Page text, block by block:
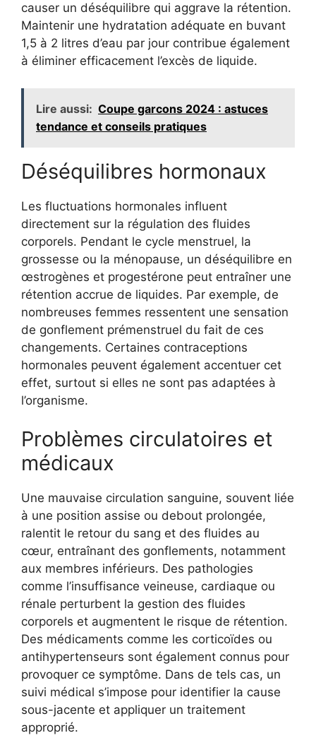
causer un déséquilibre qui aggrave la rétention.
Maintenir une hydratation adéquate en buvant
1,5 à 2 litres d’eau par jour contribue également
à éliminer efficacement l’excès de liquide.
Lire aussi: Coupe garcons 2024 : astuces
tendance et conseils pratiques
Déséquilibres hormonaux
Les fluctuations hormonales influent
directement sur la régulation des fluides
corporels. Pendant le cycle menstruel, la
grossesse ou la ménopause, un déséquilibre en
œstrogènes et progestérone peut entraîner une
rétention accrue de liquides. Par exemple, de
nombreuses femmes ressentent une sensation
de gonflement prémenstruel du fait de ces
changements. Certaines contraceptions
hormonales peuvent également accentuer cet
effet, surtout si elles ne sont pas adaptées à
l’organisme.
Problèmes circulatoires et
médicaux
Une mauvaise circulation sanguine, souvent liée
à une position assise ou debout prolongée,
ralentit le retour du sang et des fluides au
cœur, entraînant des gonflements, notamment
aux membres inférieurs. Des pathologies
comme l’insuffisance veineuse, cardiaque ou
rénale perturbent la gestion des fluides
corporels et augmentent le risque de rétention.
Des médicaments comme les corticoïdes ou
antihypertenseurs sont également connus pour
provoquer ce symptôme. Dans de tels cas, un
suivi médical s’impose pour identifier la cause
sous-jacente et appliquer un traitement
approprié.